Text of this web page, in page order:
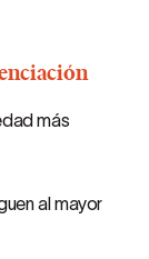
más
al mayor